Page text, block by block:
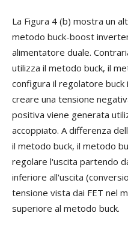
La Figura 4 (b) mostra un
metodo buck-boost
alimentatore duale.
utilizza il metodo buck, il
configura il regolatore
creare una tensione
positiva viene generata
accoppiato. A differenza
il metodo buck, il metodo
regolare l'uscita partendo
inferiore all'uscita
tensione vista dai FET nel
superiore al metodo buck.